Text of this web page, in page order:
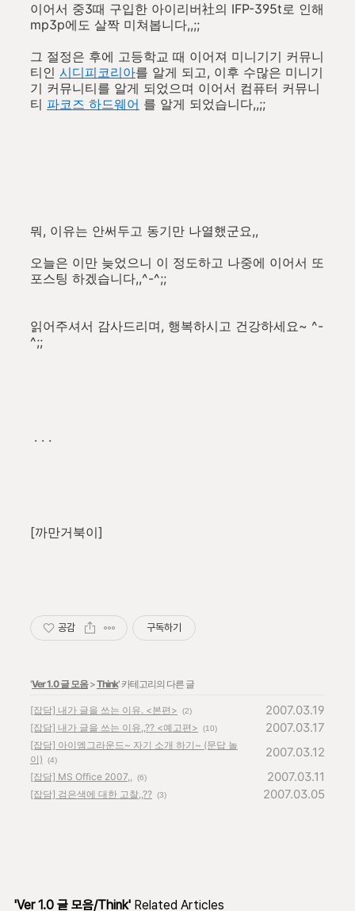
이어서 중3때 구입한 아이리버社의 IFP-395t로 인해
mp3p에도 살짝 미쳐봅니다,,;;
그 절정은 후에 고등학교 때 이어져 미니기기 커뮤니
티인 시디피코리아를 알게 되고, 이후 수많은 미니기
기 커뮤니티를 알게 되었으며 이어서 컴퓨터 커뮤니
티 파코즈 하드웨어 를 알게 되었습니다,,;;
뭐, 이유는 안써두고 동기만 나열했군요,,
오늘은 이만 늦었으니 이 정도하고 나중에 이어서 또
포스팅 하겠습니다,,^-^;;
읽어주셔서 감사드리며, 행복하시고 건강하세요~ ^-
^;;
. . .
[까만거북이]
공감 구독하기
'Ver 1.0 글 모음>Think' 카테고리의 다른 글
[잡담] 내가 글을 쓰는 이유. <본편> (2) 2007.03.19
[잡담] 내가 글을 쓰는 이유,,?? <예고편> (10) 2007.03.17
[잡담] 아이엠그라운드~ 자기 소개 하기~ (문답 놀
이)
(4)
2007.03.12
[잡담] MS Office 2007,, (6) 2007.03.11
[잡담] 검은색에 대한 고찰,,?? (3) 2007.03.05
'Ver 1.0 글 모음/Think' Related Articles